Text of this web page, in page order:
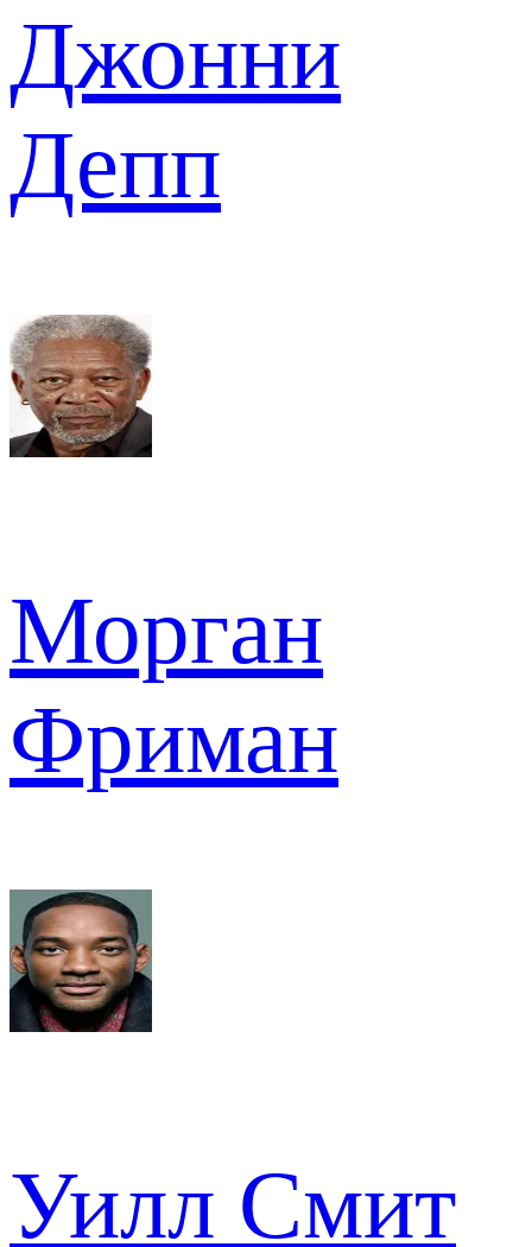
Джонни
Депп
Морган
Фриман
Уилл Смит